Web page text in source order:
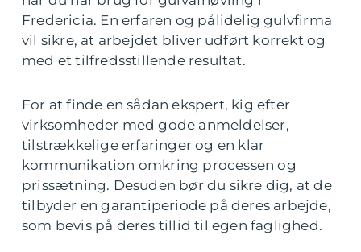
Fredericia. En erfaren og pålidelig gulvfirma
vil sikre, at arbejdet bliver udført korrekt og
med et tilfredsstillende resultat.
For at finde en sådan ekspert, kig efter
virksomheder med gode anmeldelser,
tilstrækkelige erfaringer og en klar
kommunikation omkring processen og
prissætning. Desuden bør du sikre dig, at de
tilbyder en garantiperiode på deres arbejde,
som bevis på deres tillid til egen faglighed.